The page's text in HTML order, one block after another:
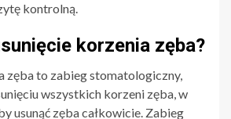
kontrolną.
korzenia zęba?
zęba to zabieg stomatologiczny,
wszystkich korzeni zęba, w
usunąć zęba całkowicie. Zabieg